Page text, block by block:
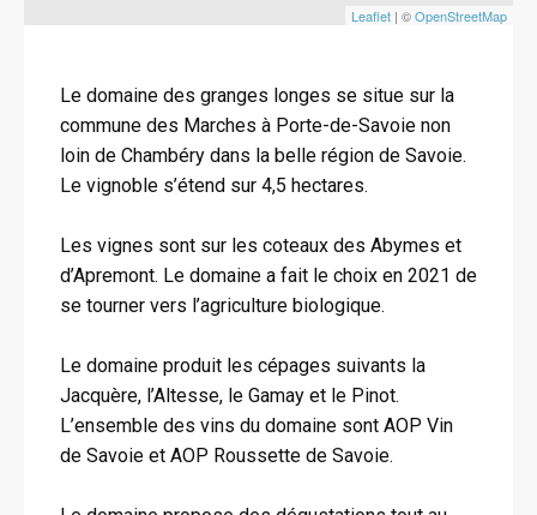
Leaflet | ©OpenStreetMap
Le domaine des granges longes se situe sur la
commune des Marches à Porte-de-Savoie non
loin de Chambéry dans la belle région de Savoie.
Le vignoble s’étend sur 4,5 hectares.
Les vignes sont sur les coteaux des Abymes et
d’Apremont. Le domaine a fait le choix en 2021 de
se tourner vers l’agriculture biologique.
Le domaine produit les cépages suivants la
Jacquère, l’Altesse, le Gamay et le Pinot.
L’ensemble des vins du domaine sont AOP Vin
de Savoie et AOP Roussette de Savoie.